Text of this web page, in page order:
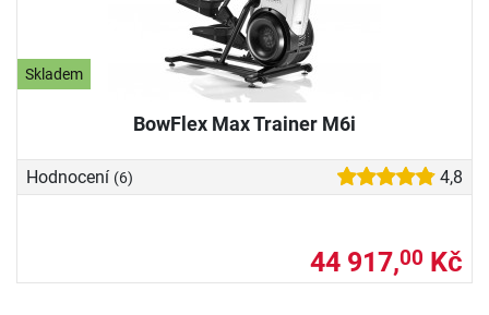
Skladem
BowFlex Max Trainer M6i
Hodnocení (6) 4,8
44 917,00 Kč